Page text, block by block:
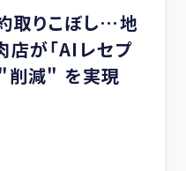
取りこぼし…地
店が「AIレセプ
"削減" を実現